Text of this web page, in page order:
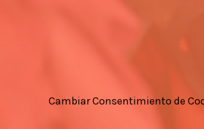
Cambiar Consentimiento de